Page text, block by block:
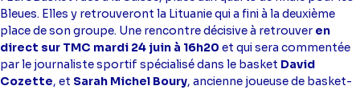
Bleues. Elles y retrouveront la Lituanie qui a fini à la deuxième
place de son groupe. Une rencontre décisive à retrouver en
direct sur TMC mardi 24 juin à 16h20 et qui sera commentée
par le journaliste sportif spécialisé dans le basket David
Cozette, et Sarah Michel Boury, ancienne joueuse de basket-